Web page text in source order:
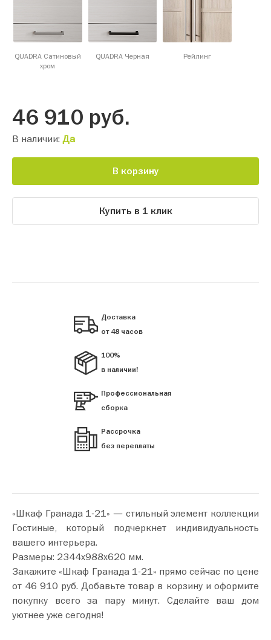
QUADRA Сатиновый
хром
QUADRA Черная Рейлинг
46 910 руб.
В наличии: Да
В корзину
Купить в 1 клик
Доставка
от 48 часов
100%
в наличии!
Профессиональная
сборка
Рассрочка
без переплаты
«Шкаф Гранада 1-21» — стильный элемент коллекции
Гостиные, который подчеркнет индивидуальность
вашего интерьера.
Размеры: 2344х988х620 мм.
Закажите «Шкаф Гранада 1-21» прямо сейчас по цене
от 46 910 руб. Добавьте товар в корзину и оформите
покупку всего за пару минут. Сделайте ваш дом
уютнее уже сегодня!